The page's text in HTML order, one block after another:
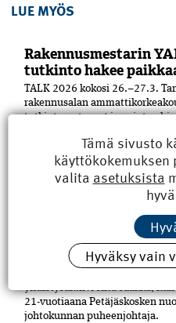
LUE MYÖS
Rakennusmestarin
tutkinto hakee
TALK 2026 kokosi 26.–27.3.
rakennusalan
tutkintovastaavat ja opinto-
rakennusmestarin YAMK-
Koulutuspuolella
ylemmän
rooli on puhuttanut viime
Hallituksen jäsen
Antti Mäkelä
yhdistysaktiivi siitä saakka,
21-vuo­tiaana Petäjäskosken
johtokunnan puheenjohtaja.
Tämä sivusto
valita asetuksista
Hyväksy vain